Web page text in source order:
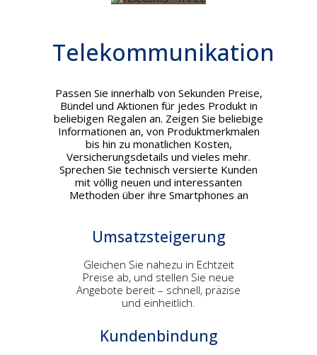
Telekommunikation
Passen Sie innerhalb von Sekunden Preise,
Bündel und Aktionen für jedes Produkt in
beliebigen Regalen an. Zeigen Sie beliebige
Informationen an, von Produktmerkmalen
bis hin zu monatlichen Kosten,
Versicherungsdetails und vieles mehr.
Sprechen Sie technisch versierte Kunden
mit völlig neuen und interessanten
Methoden über ihre Smartphones an
Umsatzsteigerung
Gleichen Sie nahezu in Echtzeit
Preise ab, und stellen Sie neue
Angebote bereit – schnell, präzise
und einheitlich.
Kundenbindung